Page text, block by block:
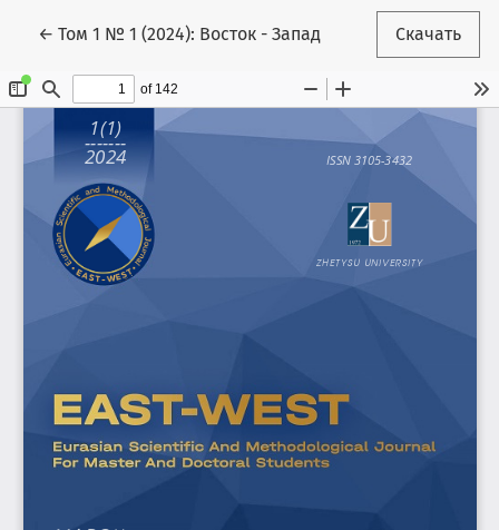
← Вернуться к Подробностям о статье
Том 1 № 1 (2024): Восток - Запад Скачать